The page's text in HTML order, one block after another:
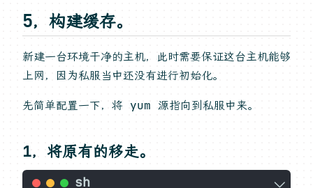
5，构建缓存。
新建一台环境干净的主机，此时需要保证这台主机能够
上网，因为私服当中还没有进行初始化。
先简单配置一下，将 yum 源指向到私服中来。
1，将原有的移走。